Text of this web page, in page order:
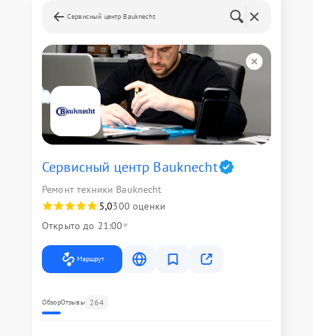
Сервисный центр Bauknecht
Сервисный центр Bauknecht
Ремонт техники Bauknecht
5,0300 оценки
Открыто до 21:00
Маршрут
ОбзорОтзывы 264